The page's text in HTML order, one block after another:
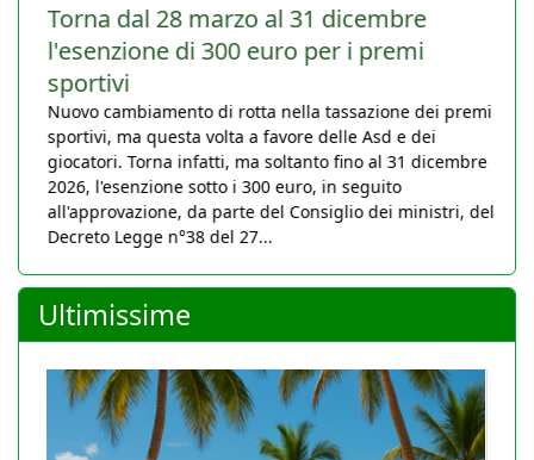
Torna dal 28 marzo al 31 dicembre
l'esenzione di 300 euro per i premi
sportivi
Nuovo cambiamento di rotta nella tassazione dei premi
sportivi, ma questa volta a favore delle Asd e dei
giocatori. Torna infatti, ma soltanto fino al 31 dicembre
2026, l'esenzione sotto i 300 euro, in seguito
all'approvazione, da parte del Consiglio dei ministri, del
Decreto Legge n°38 del 27...
Ultimissime